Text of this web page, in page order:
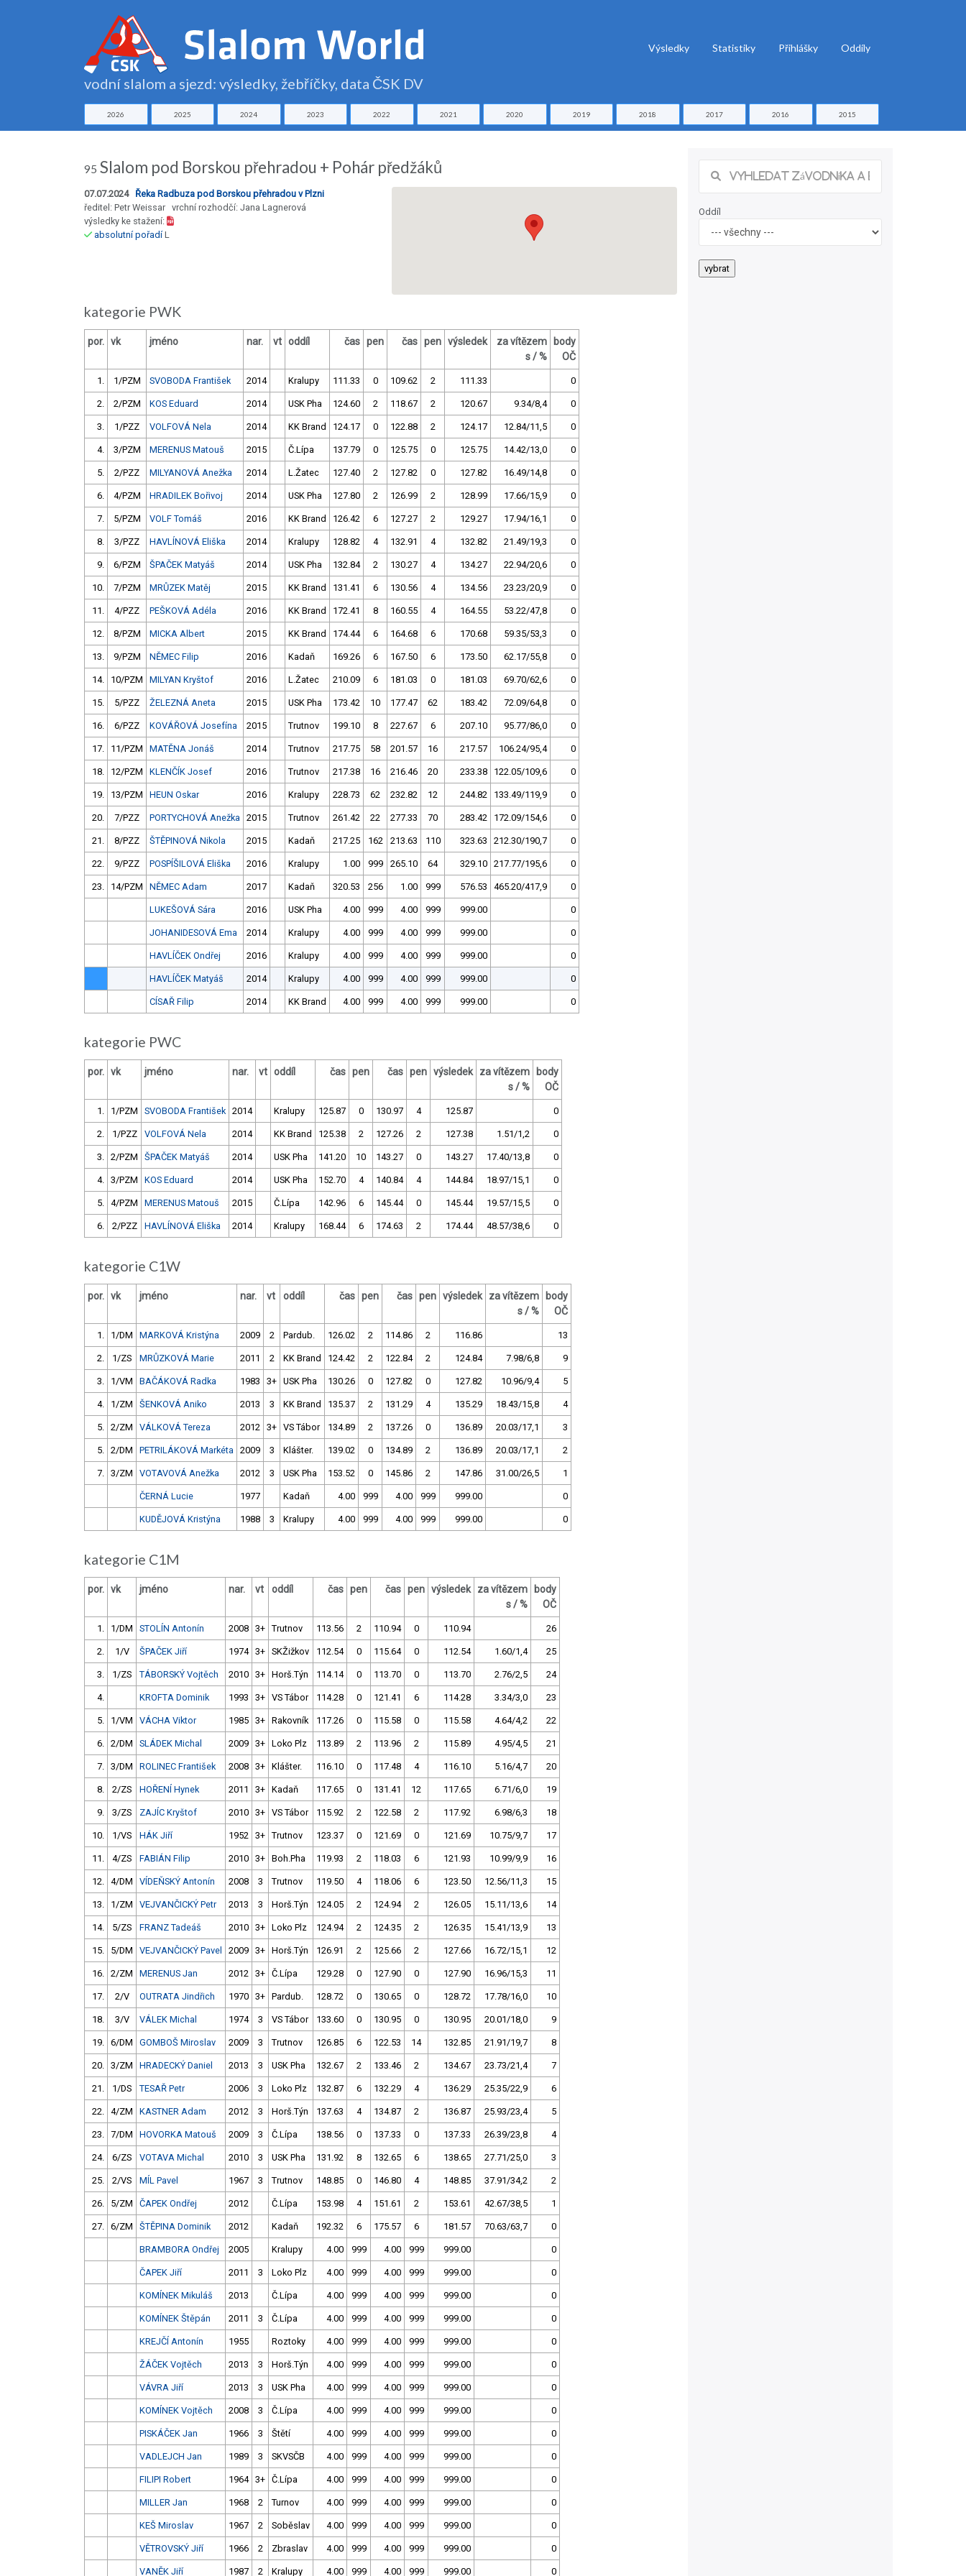
vodní slalom a sjezd: výsledky, žebříčky, data ČSK DV
Výsledky Statistiky Přihlášky Oddíly
2026 2025 2024 2023 2022 2021 2020 2019 2018 2017 2016 2015
95 Slalom pod Borskou přehradou + Pohár předžáků
07.07.2024 Řeka Radbuza pod Borskou přehradou v Plzni
ředitel: Petr Weissar vrchní rozhodčí: Jana Lagnerová
výsledky ke stažení:
absolutní pořadíL
kategorie PWK
por. vk jméno nar. vt oddíl čas pen čas pen výsledek
za vítězem
s / %
body
OČ
1. 1/PZM SVOBODA František 2014 Kralupy 111.33 0 109.62 2 111.33 0
2. 2/PZM KOS Eduard 2014 USK Pha 124.60 2 118.67 2 120.67 9.34/8,4 0
3. 1/PZZ VOLFOVÁ Nela 2014 KK Brand 124.17 0 122.88 2 124.17 12.84/11,5 0
4. 3/PZM MERENUS Matouš 2015 Č.Lípa 137.79 0 125.75 0 125.75 14.42/13,0 0
5. 2/PZZ MILYANOVÁ Anežka 2014 L.Žatec 127.40 2 127.82 0 127.82 16.49/14,8 0
6. 4/PZM HRADILEK Bořivoj 2014 USK Pha 127.80 2 126.99 2 128.99 17.66/15,9 0
7. 5/PZM VOLF Tomáš 2016 KK Brand 126.42 6 127.27 2 129.27 17.94/16,1 0
8. 3/PZZ HAVLÍNOVÁ Eliška 2014 Kralupy 128.82 4 132.91 4 132.82 21.49/19,3 0
9. 6/PZM ŠPAČEK Matyáš 2014 USK Pha 132.84 2 130.27 4 134.27 22.94/20,6 0
10. 7/PZM MRŮZEK Matěj 2015 KK Brand 131.41 6 130.56 4 134.56 23.23/20,9 0
11. 4/PZZ PEŠKOVÁ Adéla 2016 KK Brand 172.41 8 160.55 4 164.55 53.22/47,8 0
12. 8/PZM MICKA Albert 2015 KK Brand 174.44 6 164.68 6 170.68 59.35/53,3 0
13. 9/PZM NĚMEC Filip 2016 Kadaň 169.26 6 167.50 6 173.50 62.17/55,8 0
14. 10/PZM MILYAN Kryštof 2016 L.Žatec 210.09 6 181.03 0 181.03 69.70/62,6 0
15. 5/PZZ ŽELEZNÁ Aneta 2015 USK Pha 173.42 10 177.47 62 183.42 72.09/64,8 0
16. 6/PZZ KOVÁŘOVÁ Josefína 2015 Trutnov 199.10 8 227.67 6 207.10 95.77/86,0 0
17. 11/PZM MATĚNA Jonáš 2014 Trutnov 217.75 58 201.57 16 217.57 106.24/95,4 0
18. 12/PZM KLENČÍK Josef 2016 Trutnov 217.38 16 216.46 20 233.38 122.05/109,6 0
19. 13/PZM HEUN Oskar 2016 Kralupy 228.73 62 232.82 12 244.82 133.49/119,9 0
20. 7/PZZ PORTYCHOVÁ Anežka 2015 Trutnov 261.42 22 277.33 70 283.42 172.09/154,6 0
21. 8/PZZ ŠTĚPINOVÁ Nikola 2015 Kadaň 217.25 162 213.63 110 323.63 212.30/190,7 0
22. 9/PZZ POSPÍŠILOVÁ Eliška 2016 Kralupy 1.00 999 265.10 64 329.10 217.77/195,6 0
23. 14/PZM NĚMEC Adam 2017 Kadaň 320.53 256 1.00 999 576.53 465.20/417,9 0
LUKEŠOVÁ Sára 2016 USK Pha 4.00 999 4.00 999 999.00 0
JOHANIDESOVÁ Ema 2014 Kralupy 4.00 999 4.00 999 999.00 0
HAVLÍČEK Ondřej 2016 Kralupy 4.00 999 4.00 999 999.00 0
HAVLÍČEK Matyáš 2014 Kralupy 4.00 999 4.00 999 999.00 0
CÍSAŘ Filip 2014 KK Brand 4.00 999 4.00 999 999.00 0
kategorie PWC
por. vk jméno nar. vt oddíl čas pen čas pen výsledek
za vítězem
s / %
body
OČ
1. 1/PZM SVOBODA František 2014 Kralupy 125.87 0 130.97 4 125.87 0
2. 1/PZZ VOLFOVÁ Nela 2014 KK Brand 125.38 2 127.26 2 127.38 1.51/1,2 0
3. 2/PZM ŠPAČEK Matyáš 2014 USK Pha 141.20 10 143.27 0 143.27 17.40/13,8 0
4. 3/PZM KOS Eduard 2014 USK Pha 152.70 4 140.84 4 144.84 18.97/15,1 0
5. 4/PZM MERENUS Matouš 2015 Č.Lípa 142.96 6 145.44 0 145.44 19.57/15,5 0
6. 2/PZZ HAVLÍNOVÁ Eliška 2014 Kralupy 168.44 6 174.63 2 174.44 48.57/38,6 0
kategorie C1W
por. vk jméno nar. vt oddíl čas pen čas pen výsledek
za vítězem
s / %
body
OČ
1. 1/DM MARKOVÁ Kristýna 2009 2 Pardub. 126.02 2 114.86 2 116.86 13
2. 1/ZS MRŮZKOVÁ Marie 2011 2 KK Brand 124.42 2 122.84 2 124.84 7.98/6,8 9
3. 1/VM BAČÁKOVÁ Radka 1983 3+ USK Pha 130.26 0 127.82 0 127.82 10.96/9,4 5
4. 1/ZM ŠENKOVÁ Aniko 2013 3 KK Brand 135.37 2 131.29 4 135.29 18.43/15,8 4
5. 2/ZM VÁLKOVÁ Tereza 2012 3+ VS Tábor 134.89 2 137.26 0 136.89 20.03/17,1 3
5. 2/DM PETRILÁKOVÁ Markéta 2009 3 Klášter. 139.02 0 134.89 2 136.89 20.03/17,1 2
7. 3/ZM VOTAVOVÁ Anežka 2012 3 USK Pha 153.52 0 145.86 2 147.86 31.00/26,5 1
ČERNÁ Lucie 1977 Kadaň 4.00 999 4.00 999 999.00 0
KUDĚJOVÁ Kristýna 1988 3 Kralupy 4.00 999 4.00 999 999.00 0
kategorie C1M
por. vk jméno nar. vt oddíl čas pen čas pen výsledek
za vítězem
s / %
body
OČ
1. 1/DM STOLÍN Antonín 2008 3+ Trutnov 113.56 2 110.94 0 110.94 26
2. 1/V ŠPAČEK Jiří 1974 3+ SKŽižkov 112.54 0 115.64 0 112.54 1.60/1,4 25
3. 1/ZS TÁBORSKÝ Vojtěch 2010 3+ Horš.Týn 114.14 0 113.70 0 113.70 2.76/2,5 24
4. KROFTA Dominik 1993 3+ VS Tábor 114.28 0 121.41 6 114.28 3.34/3,0 23
5. 1/VM VÁCHA Viktor 1985 3+ Rakovník 117.26 0 115.58 0 115.58 4.64/4,2 22
6. 2/DM SLÁDEK Michal 2009 3+ Loko Plz 113.89 2 113.96 2 115.89 4.95/4,5 21
7. 3/DM ROLINEC František 2008 3+ Klášter. 116.10 0 117.48 4 116.10 5.16/4,7 20
8. 2/ZS HOŘENÍ Hynek 2011 3+ Kadaň 117.65 0 131.41 12 117.65 6.71/6,0 19
9. 3/ZS ZAJÍC Kryštof 2010 3+ VS Tábor 115.92 2 122.58 2 117.92 6.98/6,3 18
10. 1/VS HÁK Jiří 1952 3+ Trutnov 123.37 0 121.69 0 121.69 10.75/9,7 17
11. 4/ZS FABIÁN Filip 2010 3+ Boh.Pha 119.93 2 118.03 6 121.93 10.99/9,9 16
12. 4/DM VÍDEŇSKÝ Antonín 2008 3 Trutnov 119.50 4 118.06 6 123.50 12.56/11,3 15
13. 1/ZM VEJVANČICKÝ Petr 2013 3 Horš.Týn 124.05 2 124.94 2 126.05 15.11/13,6 14
14. 5/ZS FRANZ Tadeáš 2010 3+ Loko Plz 124.94 2 124.35 2 126.35 15.41/13,9 13
15. 5/DM VEJVANČICKÝ Pavel 2009 3+ Horš.Týn 126.91 2 125.66 2 127.66 16.72/15,1 12
16. 2/ZM MERENUS Jan 2012 3+ Č.Lípa 129.28 0 127.90 0 127.90 16.96/15,3 11
17. 2/V OUTRATA Jindřich 1970 3+ Pardub. 128.72 0 130.65 0 128.72 17.78/16,0 10
18. 3/V VÁLEK Michal 1974 3 VS Tábor 133.60 0 130.95 0 130.95 20.01/18,0 9
19. 6/DM GOMBOŠ Miroslav 2009 3 Trutnov 126.85 6 122.53 14 132.85 21.91/19,7 8
20. 3/ZM HRADECKÝ Daniel 2013 3 USK Pha 132.67 2 133.46 2 134.67 23.73/21,4 7
21. 1/DS TESAŘ Petr 2006 3 Loko Plz 132.87 6 132.29 4 136.29 25.35/22,9 6
22. 4/ZM KASTNER Adam 2012 3 Horš.Týn 137.63 4 134.87 2 136.87 25.93/23,4 5
23. 7/DM HOVORKA Matouš 2009 3 Č.Lípa 138.56 0 137.33 0 137.33 26.39/23,8 4
24. 6/ZS VOTAVA Michal 2010 3 USK Pha 131.92 8 132.65 6 138.65 27.71/25,0 3
25. 2/VS MÍL Pavel 1967 3 Trutnov 148.85 0 146.80 4 148.85 37.91/34,2 2
26. 5/ZM ČAPEK Ondřej 2012 Č.Lípa 153.98 4 151.61 2 153.61 42.67/38,5 1
27. 6/ZM ŠTĚPINA Dominik 2012 Kadaň 192.32 6 175.57 6 181.57 70.63/63,7 0
BRAMBORA Ondřej 2005 Kralupy 4.00 999 4.00 999 999.00 0
ČAPEK Jiří 2011 3 Loko Plz 4.00 999 4.00 999 999.00 0
KOMÍNEK Mikuláš 2013 Č.Lípa 4.00 999 4.00 999 999.00 0
KOMÍNEK Štěpán 2011 3 Č.Lípa 4.00 999 4.00 999 999.00 0
KREJČÍ Antonín 1955 Roztoky 4.00 999 4.00 999 999.00 0
ŽÁČEK Vojtěch 2013 3 Horš.Týn 4.00 999 4.00 999 999.00 0
VÁVRA Jiří 2013 3 USK Pha 4.00 999 4.00 999 999.00 0
KOMÍNEK Vojtěch 2008 3 Č.Lípa 4.00 999 4.00 999 999.00 0
PISKÁČEK Jan 1966 3 Štětí 4.00 999 4.00 999 999.00 0
VADLEJCH Jan 1989 3 SKVSČB 4.00 999 4.00 999 999.00 0
FILIPI Robert 1964 3+ Č.Lípa 4.00 999 4.00 999 999.00 0
MILLER Jan 1968 2 Turnov 4.00 999 4.00 999 999.00 0
KEŠ Miroslav 1967 2 Soběslav 4.00 999 4.00 999 999.00 0
VĚTROVSKÝ Jiří 1966 2 Zbraslav 4.00 999 4.00 999 999.00 0
VANĚK Jiří 1987 2 Kralupy 4.00 999 4.00 999 999.00 0
Oddíl